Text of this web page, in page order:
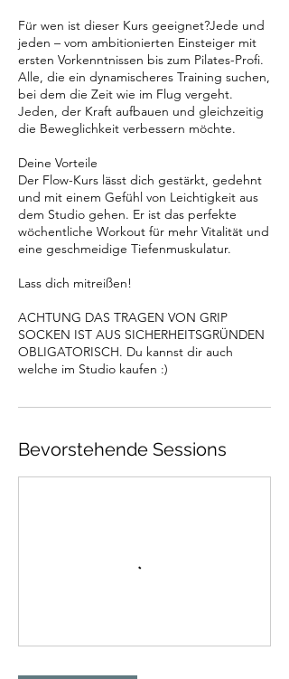
Für wen ist dieser Kurs geeignet?Jede und
jeden – vom ambitionierten Einsteiger mit
ersten Vorkenntnissen bis zum Pilates-Profi.
Alle, die ein dynamischeres Training suchen,
bei dem die Zeit wie im Flug vergeht.
Jeden, der Kraft aufbauen und gleichzeitig
die Beweglichkeit verbessern möchte.
Deine Vorteile
Der Flow-Kurs lässt dich gestärkt, gedehnt
und mit einem Gefühl von Leichtigkeit aus
dem Studio gehen. Er ist das perfekte
wöchentliche Workout für mehr Vitalität und
eine geschmeidige Tiefenmuskulatur.
Lass dich mitreißen!
ACHTUNG DAS TRAGEN VON GRIP
SOCKEN IST AUS SICHERHEITSGRÜNDEN
OBLIGATORISCH. Du kannst dir auch
welche im Studio kaufen :)
Bevorstehende Sessions